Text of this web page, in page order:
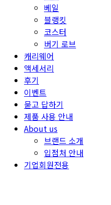
베일
블랭킷
코스터
버기 로브
캐리웨어
액세서리
후기
이벤트
묻고 답하기
제품 사용 안내
About us
브랜드 소개
입점처 안내
기업회원전용